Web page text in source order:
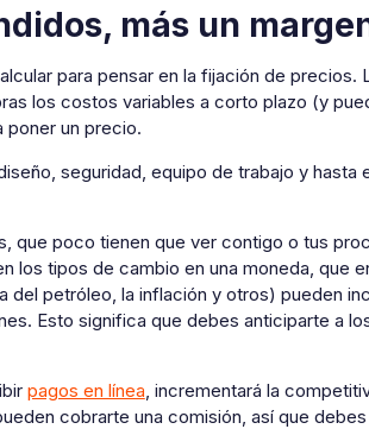
más un
para pensar en la fijación de
los costos variables a corto plazo (y
poner un precio.
seguridad, equipo de trabajo y hasta
que poco tienen que ver contigo o tus
los tipos de cambio en una moneda, que
petróleo, la inflación y otros) pueden
Esto significa que debes anticiparte a
pagos en línea, incrementará la
cobrarte una comisión, así que